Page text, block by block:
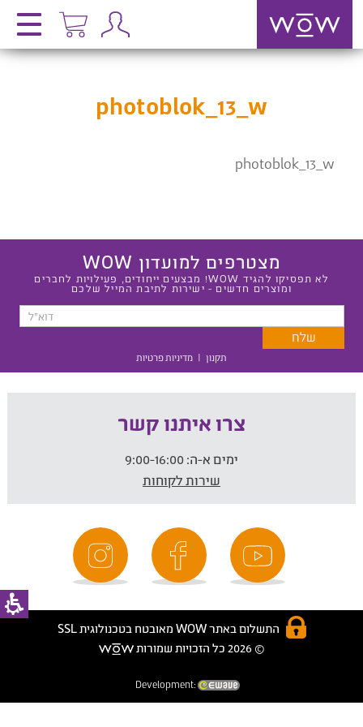
photoblok_13_w
photoblok_13_w
מצטרפים למועדון WOW
לא תפסיקו להגיד WOW! מבצעים ייחודים, פעילויות לחברים
ומוצרים חדשים - ישירות לתיבת המייל שלכם
תקנון | מדיניות פרטיות
צרו איתנו קשר
ימים א-ה:
שירות לקוחות
התשלום באתר WOW מאובטח בטכנולוגית SSL
© 2026 כל הזכויות שמורות
Development: